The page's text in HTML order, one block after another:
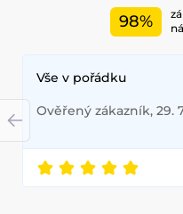
98%
Vše v pořádku
Ověřený zákazník, 29.